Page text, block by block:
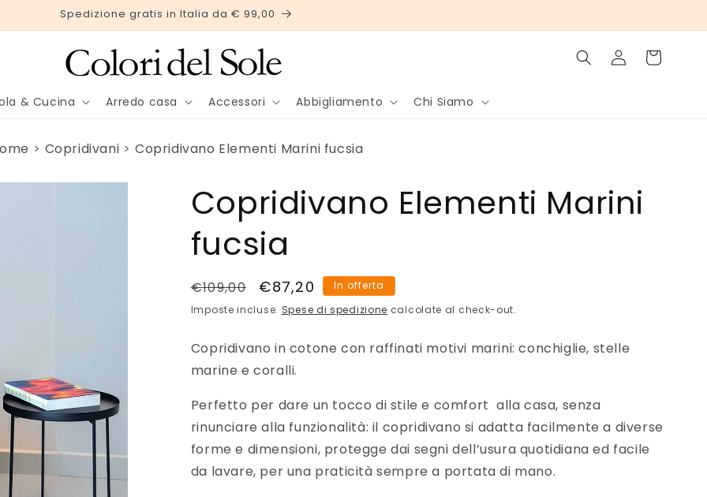
Spedizione gratis in Italia da € 99,00
& Cucina Arredo casa Accessori Abbigliamento Chi Siamo
Accedi Carrello
Copridivani Copridivano Elementi Marini fucsia
Copridivano Elementi Marini
fucsia
Prezzo
di
€109,00
Prezzo
scontato
€87,20
In offerta
Imposte incluse. Spese di spedizione calcolate al check-out.
Copridivano in cotone con raffinati motivi marini: conchiglie, stelle
marine e coralli.
Perfetto per dare un tocco di stile e comfort alla casa, senza
rinunciare alla funzionalità: il copridivano si adatta facilmente a diverse
forme e dimensioni, protegge dai segni dell’usura quotidiana ed facile
da lavare, per una praticità sempre a portata di mano.